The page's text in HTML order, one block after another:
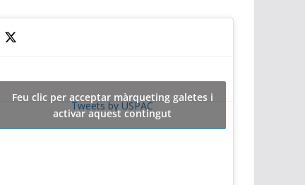
Tweets by USPAC
Feu clic per acceptar màrqueting galetes i
activar aquest contingut